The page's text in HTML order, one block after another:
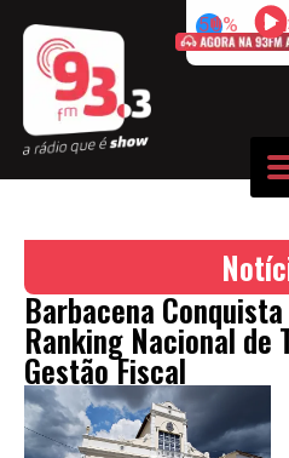
50%
Barbacena
Ranking Nacional de
Gestão Fiscal